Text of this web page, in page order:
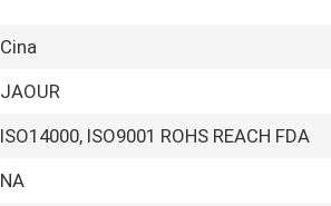
Cina
JAOUR
ISO14000, ISO9001 ROHS REACH FDA
NA